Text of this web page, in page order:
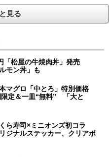
見る
「松屋の牛焼肉丼」発売
モン丼」も
マグロ「中とろ」特別価格
定＆一皿“無料” 「大と
ら寿司×ミニオンズ初コラ
ジナルステッカー、クリアポ